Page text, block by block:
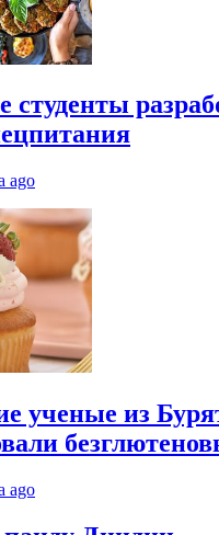
студенты
ago
ученые из
ago